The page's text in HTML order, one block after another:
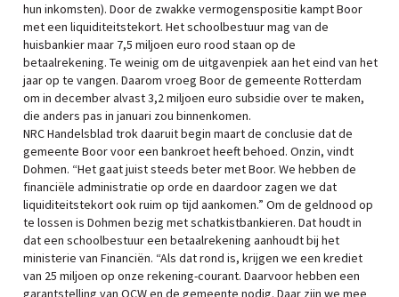
hun inkomsten). Door de zwakke vermogenspositie kampt Boor
met een liquiditeitstekort. Het schoolbestuur mag van de
huisbankier maar 7,5 miljoen euro rood staan op de
betaalrekening. Te weinig om de uitgavenpiek aan het eind van het
jaar op te vangen. Daarom vroeg Boor de gemeente Rotterdam
om in december alvast 3,2 miljoen euro subsidie over te maken,
die anders pas in januari zou binnenkomen.
NRC Handelsblad trok daaruit begin maart de conclusie dat de
gemeente Boor voor een bankroet heeft behoed. Onzin, vindt
Dohmen. “Het gaat juist steeds beter met Boor. We hebben de
financiële administratie op orde en daardoor zagen we dat
liquiditeitstekort ook ruim op tijd aankomen.” Om de geldnood op
te lossen is Dohmen bezig met schatkistbankieren. Dat houdt in
dat een schoolbestuur een betaalrekening aanhoudt bij het
ministerie van Financiën. “Als dat rond is, krijgen we een krediet
van 25 miljoen op onze rekening-courant. Daarvoor hebben een
garantstelling van OCW en de gemeente nodig. Daar zijn we mee